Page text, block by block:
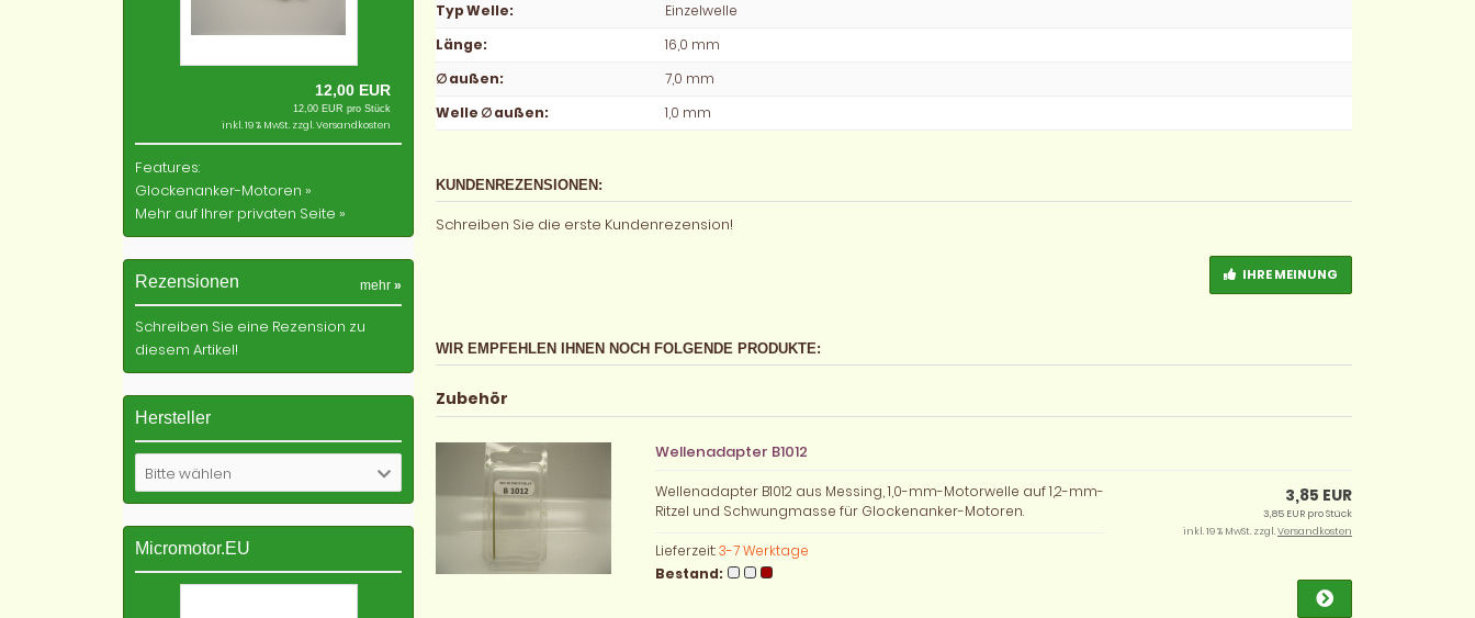
Typ Welle:
Einzelwelle
Länge:
16,0 mm
∅ außen:
7,0 mm
Welle ∅ außen: 1,0 mm
KUNDENREZENSIONEN:
Schreiben Sie die erste Kundenrezension!
IHRE MEINUNG
WIR EMPFEHLEN IHNEN NOCH FOLGENDE PRODUKTE:
Zubehör
Wellenadapter B1012
Wellenadapter B1012 aus Messing, 1,0-mm-Motorwelle auf 1,2-mm-
Ritzel und Schwungmasse für Glockenanker-Motoren.
Lieferzeit:3-7 Werktage
Bestand:
3,85 EUR
3,85 EUR pro Stück
inkl. 19 % MwSt. zzgl.Versandkosten
12,00 EUR
12,00 EUR pro Stück
inkl. 19 % MwSt. zzgl.Versandkosten
Features:
Glockenanker-Motoren »
Mehr auf Ihrer privaten Seite »
Rezensionen mehr »
Schreiben Sie eine Rezension zu
diesem Artikel!
Hersteller
Bitte wählen
Micromotor.EU